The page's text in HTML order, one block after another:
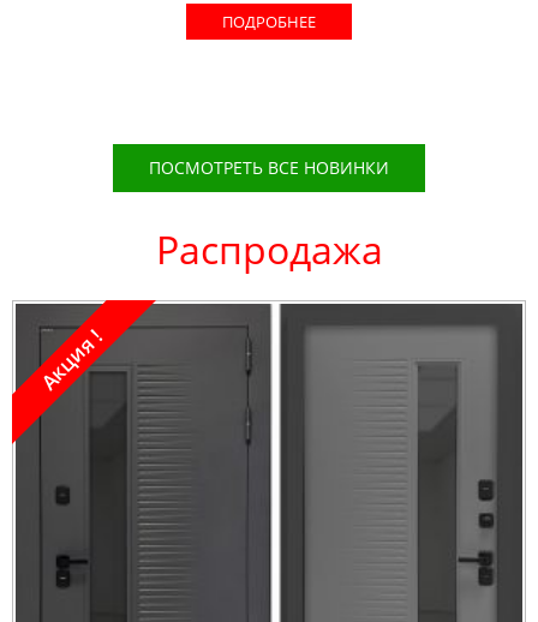
ПОДРОБНЕЕ
ПОСМОТРЕТЬ ВСЕ НОВИНКИ
Распродажа
Акция !